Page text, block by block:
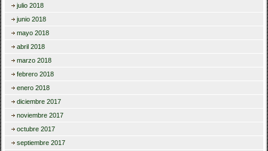
julio 2018
junio 2018
mayo 2018
abril 2018
marzo 2018
febrero 2018
enero 2018
diciembre 2017
noviembre 2017
octubre 2017
septiembre 2017